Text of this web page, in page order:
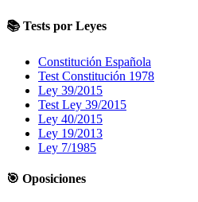
📚 Tests por Leyes
Constitución Española
Test Constitución 1978
Ley 39/2015
Test Ley 39/2015
Ley 40/2015
Ley 19/2013
Ley 7/1985
🎯 Oposiciones